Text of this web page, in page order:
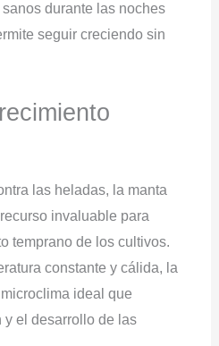
durante las noches
seguir creciendo sin
las heladas, la manta
invaluable para
temprano de los cultivos.
constante y cálida, la
ideal que
el desarrollo de las